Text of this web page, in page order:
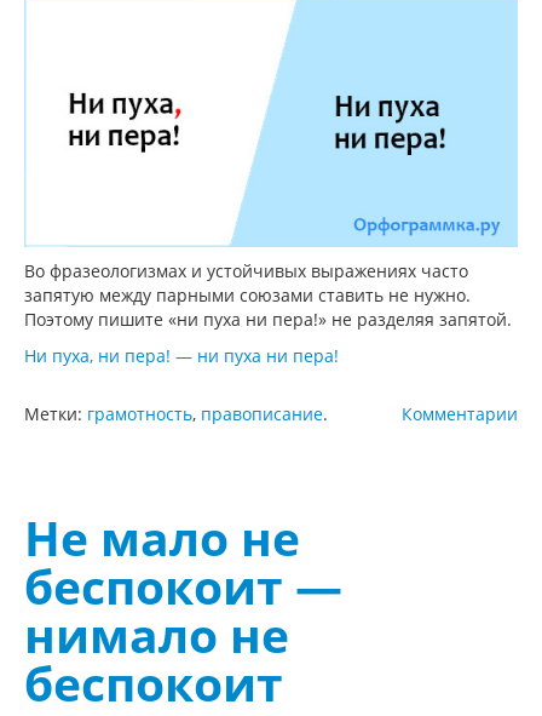
Во фразеологизмах и устойчивых выражениях часто
запятую между парными союзами ставить не нужно.
Поэтому пишите «ни пуха ни пера!» не разделяя запятой.
Ни пуха, ни пера! — ни пуха ни пера!
Комментарии
Метки: грамотность, правописание.
Не мало не
беспокоит —
нимало не
беспокоит